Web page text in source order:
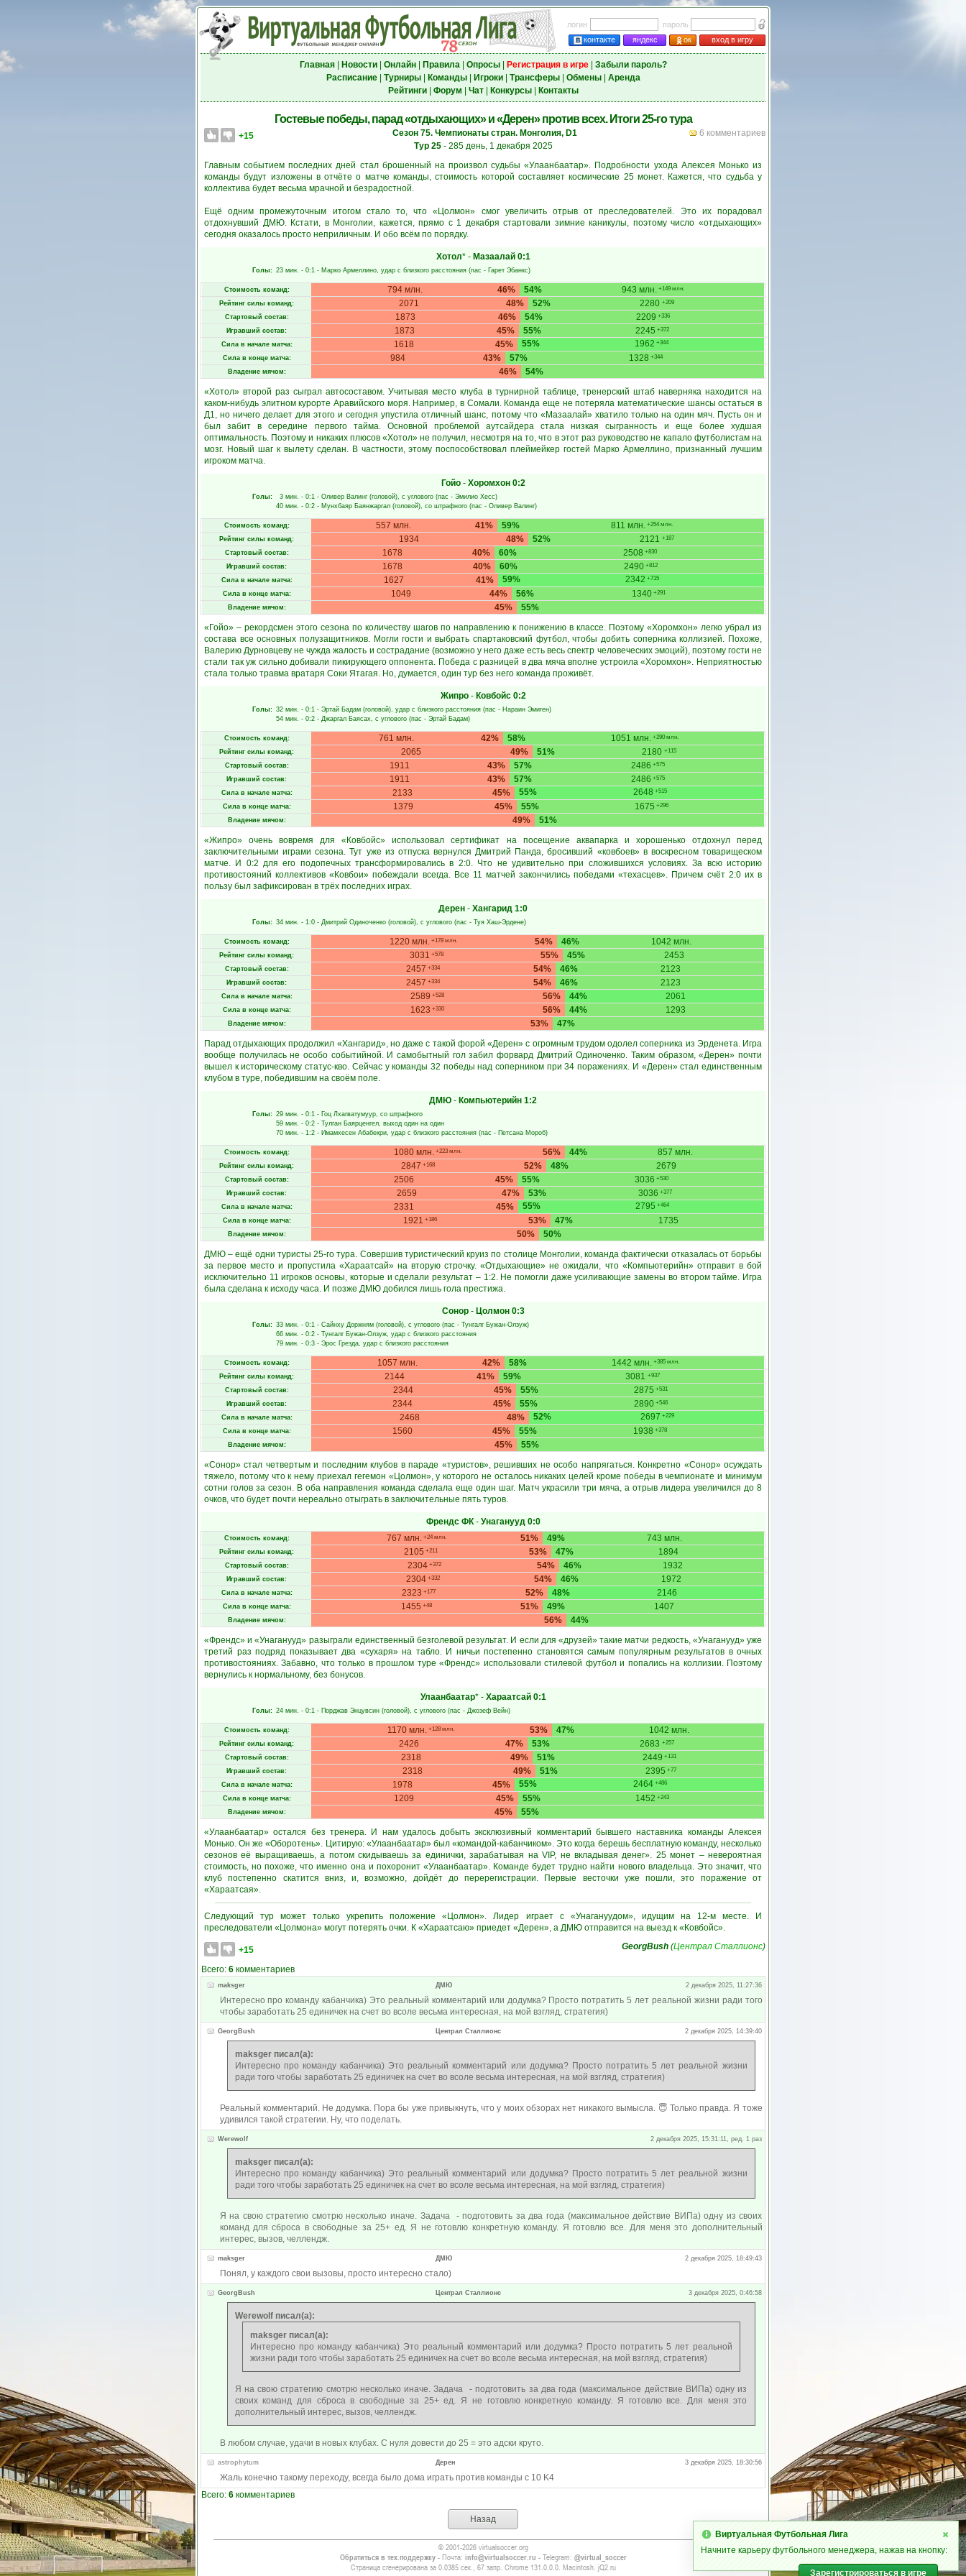
логин
пароль
контакте
яндекс ок вход в игру
Главная| Новости| Онлайн| Правила| Опросы| Регистрация в игре| Забыли пароль?
Расписание| Турниры| Команды| Игроки| Трансферы| Обмены| Аренда
Рейтинги| Форум Чат| Конкурсы| Контакты
Гостевые победы, парад «отдыхающих» и «Дерен» против всех. Итоги 25-го тура
+15 6 комментариев
Сезон 75. Чемпионаты стран. Монголия, D1
Тур 25- 285 день, 1 декабря 2025
Главным событием последних дней стал брошенный на произвол судьбы «Улаанбаатар». Подробности ухода Алексея Монько из
команды будут изложены в отчёте о матче команды, стоимость которой составляет космические 25 монет. Кажется, что судьба у
коллектива будет весьма мрачной и безрадостной.
Ещё одним промежуточным итогом стало то, что «Цолмон» смог увеличить отрыв от преследователей. Это их порадовал
отдохнувший ДМЮ. Кстати, в Монголии, кажется, прямо с 1 декабря стартовали зимние каникулы, поэтому число «отдыхающих»
сегодня оказалось просто неприличным. И обо всём по порядку.
Хотол* - Мазаалай 0:1
Голы: 23 мин. - 0:1 - Марко Армеллино, удар с близкого расстояния (пас - Гарет Эбанкс)
Стоимость команд: 46%
794 млн. 54% 943 млн. +149 млн.
Рейтинг силы команд: 48%
2071 52% 2280 +209
Стартовый состав: 46%
1873 54% 2209 +336
Игравший состав: 45%
1873 55% 2245 +372
Сила в начале матча: 45%
1618 55% 1962 +344
Сила в конце матча: 43%
984 57% 1328 +344
Владение мячом: 46%
54%
«Хотол» второй раз сыграл автосоставом. Учитывая место клуба в турнирной таблице, тренерский штаб наверняка находится на
каком-нибудь элитном курорте Аравийского моря. Например, в Сомали. Команда еще не потеряла математические шансы остаться в
Д1, но ничего делает для этого и сегодня упустила отличный шанс, потому что «Мазаалай» хватило только на один мяч. Пусть он и
был забит в середине первого тайма. Основной проблемой аутсайдера стала низкая сыгранность и еще более худшая
оптимальность. Поэтому и никаких плюсов «Хотол» не получил, несмотря на то, что в этот раз руководство не капало футболистам на
мозг. Новый шаг к вылету сделан. В частности, этому поспособствовал плеймейкер гостей Марко Армеллино, признанный лучшим
игроком матча.
Гойо- Хоромхон 0:2
Голы: 3 мин. - 0:1 - Оливер Валинг (головой), с углового (пас - Эмилио Хесс)
40 мин. - 0:2 - Мунхбаяр Баянжаргал (головой), со штрафного (пас - Оливер Валинг)
Стоимость команд: 41%
557 млн. 59% 811 млн. +254 млн.
Рейтинг силы команд: 48%
1934 52% 2121 +187
Стартовый состав: 40%
1678 60% 2508 +830
Игравший состав: 40%
1678 60% 2490+812
Сила в начале матча: 41%
1627 59% 2342 +715
Сила в конце матча: 44%
1049 56% 1340 +291
Владение мячом: 45%
55%
«Гойо» – рекордсмен этого сезона по количеству шагов по направлению к понижению в классе. Поэтому «Хоромхон» легко убрал из
состава все основных полузащитников. Могли гости и выбрать спартаковский футбол, чтобы добить соперника коллизией. Похоже,
Валерию Дурновцеву не чужда жалость и сострадание (возможно у него даже есть весь спектр человеческих эмоций), поэтому гости не
стали так уж сильно добивали пикирующего оппонента. Победа с разницей в два мяча вполне устроила «Хоромхон». Неприятностью
стала только травма вратаря Соки Ятагая. Но, думается, один тур без него команда проживёт.
Жипро- Ковбойс 0:2
Голы: 32 мин. - 0:1 - Эртай Бадам (головой), удар с близкого расстояния (пас - Нараин Эмиген)
54 мин. - 0:2 - Джаргал Баясах, с углового (пас - Эртай Бадам)
Стоимость команд: 42%
761 млн. 58% 1051 млн. +290 млн.
Рейтинг силы команд: 49%
2065 51% 2180 +115
Стартовый состав: 43%
1911 57% 2486 +575
Игравший состав: 43%
1911 57% 2486 +575
Сила в начале матча: 45%
2133 55% 2648 +515
Сила в конце матча: 45%
1379 55% 1675 +296
Владение мячом: 49%
51%
«Жипро» очень вовремя для «Ковбойс» использовал сертификат на посещение аквапарка и хорошенько отдохнул перед
заключительными играми сезона. Тут уже из отпуска вернулся Дмитрий Панда, бросивший «ковбоев» в воскресном товарищеском
матче. И 0:2 для его подопечных трансформировались в 2:0. Что не удивительно при сложившихся условиях. За всю историю
противостояний коллективов «Ковбои» побеждали всегда. Все 11 матчей закончились победами «техасцев». Причем счёт 2:0 их в
пользу был зафиксирован в трёх последних играх.
Дерен - Хангарид 1:0
Голы: 34 мин. - 1:0 - Дмитрий Одиноченко (головой), с углового (пас - Туя Хаш-Эрдене)
Стоимость команд: 54%
1220 млн. +178 млн. 46% 1042 млн.
Рейтинг силы команд: 55%
3031 +578 45% 2453
Стартовый состав: 54%
2457 +334 46% 2123
Игравший состав: 54%
2457 +334 46% 2123
Сила в начале матча: 56%
2589 +528 44% 2061
Сила в конце матча: 56%
1623 +330 44% 1293
Владение мячом: 53%
47%
Парад отдыхающих продолжил «Хангарид», но даже с такой форой «Дерен» с огромным трудом одолел соперника из Эрденета. Игра
вообще получилась не особо событийной. И самобытный гол забил форвард Дмитрий Одиноченко. Таким образом, «Дерен» почти
вышел к историческому статус-кво. Сейчас у команды 32 победы над соперником при 34 поражениях. И «Дерен» стал единственным
клубом в туре, победившим на своём поле.
ДМЮ - Компьютерийн 1:2
Голы: 29 мин. - 0:1 - Гоц Лхагватумуур, со штрафного
59 мин. - 0:2 - Тулган Баярценгел, выход один на один
70 мин. - 1:2 - Имамхесен Абабекри, удар с близкого расстояния (пас - Петсана Мороб)
Стоимость команд: 56%
1080 млн. +223 млн. 44% 857 млн.
Рейтинг силы команд: 52%
2847 +168 48% 2679
Стартовый состав: 45%
2506 55% 3036 +530
Игравший состав: 47%
2659 53% 3036 +377
Сила в начале матча: 45%
2331 55% 2795 +464
Сила в конце матча: 53%
1921 +186 47% 1735
Владение мячом: 50%
50%
ДМЮ – ещё одни туристы 25-го тура. Совершив туристический круиз по столице Монголии, команда фактически отказалась от борьбы
за первое место и пропустила «Хараатсай» на вторую строчку. «Отдыхающие» не ожидали, что «Компьютерийн» отправит в бой
исключительно 11 игроков основы, которые и сделали результат – 1:2. Не помогли даже усиливающие замены во втором тайме. Игра
была сделана к исходу часа. И позже ДМЮ добился лишь гола престижа.
Сонор- Цолмон 0:3
Голы: 33 мин. - 0:1 - Сайнху Доржням (головой), с углового (пас - Тунгалг Бужан-Олзуж)
66 мин. - 0:2 - Тунгалг Бужан-Олзуж, удар с близкого расстояния
79 мин. - 0:3 - Эрос Грезда, удар с близкого расстояния
Стоимость команд: 42%
1057 млн. 58% 1442 млн. +385 млн.
Рейтинг силы команд: 41%
2144 59% 3081 +937
Стартовый состав: 45%
2344 55% 2875 +531
Игравший состав: 45%
2344 55% 2890+546
Сила в начале матча: 48%
2468 52% 2697 +229
Сила в конце матча: 45%
1560 55% 1938 +378
Владение мячом: 45%
55%
«Сонор» стал четвертым и последним клубов в параде «туристов», решивших не особо напрягаться. Конкретно «Сонор» осуждать
тяжело, потому что к нему приехал гегемон «Цолмон», у которого не осталось никаких целей кроме победы в чемпионате и минимум
сотни голов за сезон. В оба направления команда сделала еще один шаг. Матч украсили три мяча, а отрыв лидера увеличился до 8
очков, что будет почти нереально отыграть в заключительные пять туров.
Френдс ФК- Унаганууд 0:0
Стоимость команд: 51%
767 млн. +24 млн. 49% 743 млн.
Рейтинг силы команд: 53%
2105 +211 47% 1894
Стартовый состав: 54%
2304 +372 46% 1932
Игравший состав: 54%
2304 +332 46% 1972
Сила в начале матча: 52%
2323 +177 48% 2146
Сила в конце матча: 51%
1455 +48 49% 1407
Владение мячом: 56%
44%
«Френдс» и «Унаганууд» разыграли единственный безголевой результат. И если для «друзей» такие матчи редкость, «Унаганууд» уже
третий раз подряд показывает два «сухаря» на табло. И ничьи постепенно становятся самым популярным результатов в очных
противостояниях. Забавно, что только в прошлом туре «Френдс» использовали стилевой футбол и попались на коллизии. Поэтому
вернулись к нормальному, без бонусов.
Улаанбаатар* - Хараатсай 0:1
Голы: 24 мин. - 0:1 - Порджав Энцувсин (головой), с углового (пас - Джозеф Вейн)
Стоимость команд: 53%
1170 млн. +128 млн. 47% 1042 млн.
Рейтинг силы команд: 47%
2426 53% 2683 +257
Стартовый состав: 49%
2318 51% 2449 +131
Игравший состав: 49%
2318 51% 2395 +77
Сила в начале матча: 45%
1978 55% 2464 +486
Сила в конце матча: 45%
1209 55% 1452 +243
Владение мячом: 45%
55%
«Улаанбаатар» остался без тренера. И нам удалось добыть эксклюзивный комментарий бывшего наставника команды Алексея
Монько. Он же «Оборотень». Цитирую: «Улаанбаатар» был «командой-кабанчиком». Это когда берешь бесплатную команду, несколько
сезонов её выращиваешь, а потом скидываешь за единички, зарабатывая на VIP, не вкладывая денег». 25 монет – невероятная
стоимость, но похоже, что именно она и похоронит «Улаанбаатар». Команде будет трудно найти нового владельца. Это значит, что
клуб постепенно скатится вниз, и, возможно, дойдёт до перерегистрации. Первые весточки уже пошли, это поражение от
«Хараатсая».
Следующий тур может только укрепить положение «Цолмон». Лидер играет с «Унагануудом», идущим на 12-м месте. И
преследователи «Цолмона» могут потерять очки. К «Хараатсаю» приедет «Дерен», а ДМЮ отправится на выезд к «Ковбойс».
+15 GeorgBush (Централ Сталлионс)
Всего: 6 комментариев
maksger ДМЮ 2 декабря 2025, 11:27:36
Интересно про команду кабанчика) Это реальный комментарий или додумка? Просто потратить 5 лет реальной жизни ради того
чтобы заработать 25 единичек на счет во всоле весьма интересная, на мой взгляд, стратегия)
GeorgBush Централ Сталлионс 2 декабря 2025, 14:39:40
maksger писал(а):
Интересно про команду кабанчика) Это реальный комментарий или додумка? Просто потратить 5 лет реальной жизни
ради того чтобы заработать 25 единичек на счет во всоле весьма интересная, на мой взгляд, стратегия)
Реальный комментарий. Не додумка. Пора бы уже привыкнуть, что у моих обзорах нет никакого вымысла. 😇 Только правда. Я тоже
удивился такой стратегии. Ну, что поделать.
Werewolf 2 декабря 2025, 15:31:11, ред. 1 раз
maksger писал(а):
Интересно про команду кабанчика) Это реальный комментарий или додумка? Просто потратить 5 лет реальной жизни
ради того чтобы заработать 25 единичек на счет во всоле весьма интересная, на мой взгляд, стратегия)
Я на свою стратегию смотрю несколько иначе. Задача - подготовить за два года (максимальное действие ВИПа) одну из своих
команд для сброса в свободные за 25+ ед. Я не готовлю конкретную команду. Я готовлю все. Для меня это дополнительный
интерес, вызов, челлендж.
maksger ДМЮ 2 декабря 2025, 18:49:43
Понял, у каждого свои вызовы, просто интересно стало)
GeorgBush Централ Сталлионс 3 декабря 2025, 0:46:58
Werewolf писал(а):
maksger писал(а):
Интересно про команду кабанчика) Это реальный комментарий или додумка? Просто потратить 5 лет реальной
жизни ради того чтобы заработать 25 единичек на счет во всоле весьма интересная, на мой взгляд, стратегия)
Я на свою стратегию смотрю несколько иначе. Задача - подготовить за два года (максимальное действие ВИПа) одну из
своих команд для сброса в свободные за 25+ ед. Я не готовлю конкретную команду. Я готовлю все. Для меня это
дополнительный интерес, вызов, челлендж.
В любом случае, удачи в новых клубах. С нуля довести до 25 = это адски круто.
astrophytum Дерен 3 декабря 2025, 18:30:56
Жаль конечно такому переходу, всегда было дома играть против команды с 10 K4
Всего: 6 комментариев
Назад
© 2001-2026 virtualsoccer.org
Обратиться в тех.поддержку- Почта: info@virtualsoccer.ru - Telegram: @virtual_soccer
Страница сгенерирована за 0.0385 сек., 67 запр. Chrome 131.0.0.0. Macintosh. jQ2.ru
Виртуальная Футбольная Лига
Начните карьеру футбольного менеджера, нажав на кнопку:
Зарегистрироваться в игре